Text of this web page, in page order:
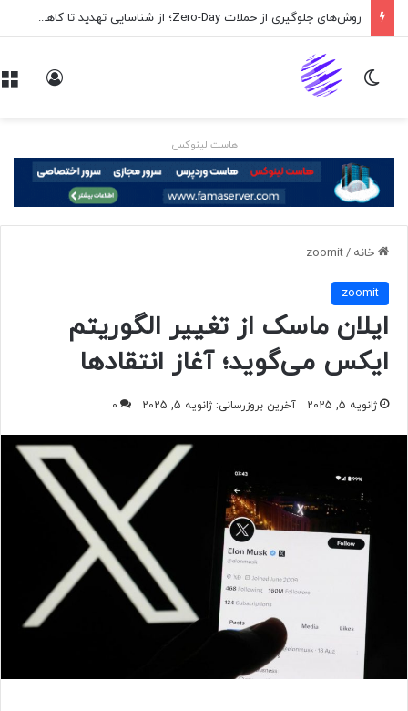
روش‌های جلوگیری از حملات Zero-Day؛ از شناسایی تهدید تا کاهش ریسک
تغییر پوسته
هاست لینوکس
خانه /
zoomit
zoomit
ایلان ماسک از تغییر الگوریتم
ایکس می‌گوید؛ آغاز انتقادها
ژانویه 5, 2025 آخرین بروزرسانی: ژانویه 5, 2025 0